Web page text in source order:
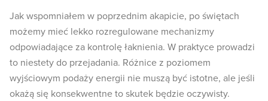
Jak wspomniałem w poprzednim akapicie, po świętach
możemy mieć lekko rozregulowane mechanizmy
odpowiadające za kontrolę łaknienia. W praktyce prowadzi
to niestety do przejadania. Różnice z poziomem
wyjściowym podaży energii nie muszą być istotne, ale jeśli
okażą się konsekwentne to skutek będzie oczywisty.